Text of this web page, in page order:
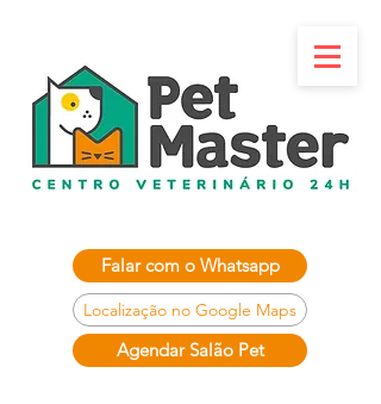
Falar com o Whatsapp
Localização no Google Maps
Agendar Salão Pet